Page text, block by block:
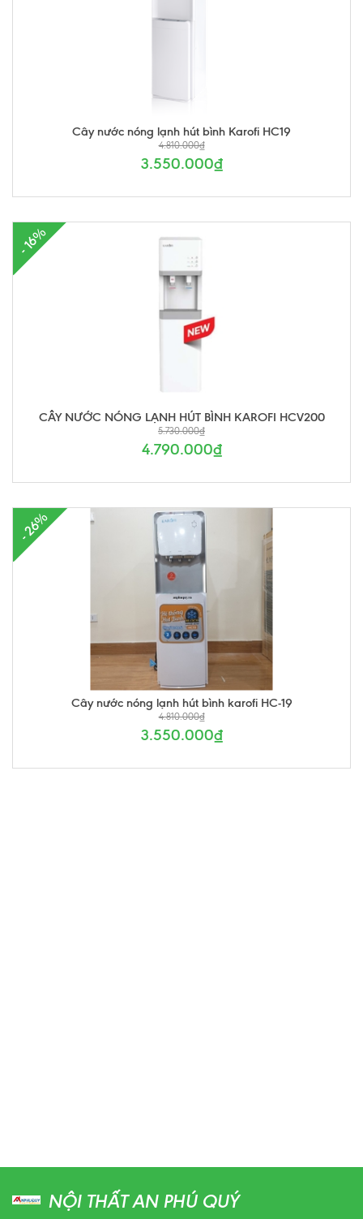
Cây nước nóng lạnh hút bình Karofi HC19
4.810.000₫
3.550.000₫
- 16%
CÂY NƯỚC NÓNG LẠNH HÚT BÌNH KAROFI HCV200
5.730.000₫
4.790.000₫
- 26%
Cây nước nóng lạnh hút bình karofi HC-19
4.810.000₫
3.550.000₫
NỘI THẤT AN PHÚ QUÝ